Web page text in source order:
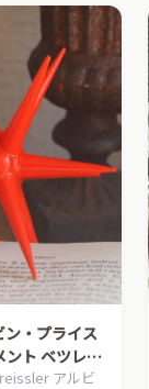
・プライス
ント ベツレヘ
木製オーナ
アルビ